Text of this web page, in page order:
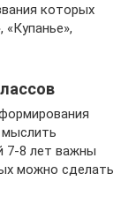
которых
7-8 лет важны
можно сделать